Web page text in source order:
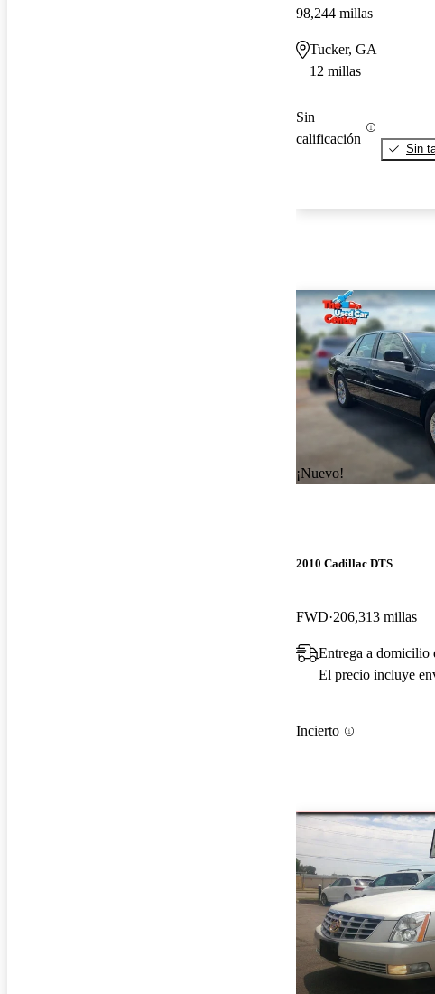
98,244 millas
Tucker, GA
12 millas
Sin
calificación
Sin
¡Nuevo!
2010 Cadillac DTS
FWD 206,313 millas
Entrega a
El precio incluye
Incierto